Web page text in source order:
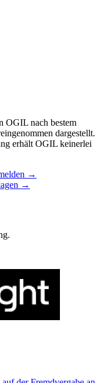
OGIL nach bestem
dargestellt.
erhält OGIL keinerlei
→
→